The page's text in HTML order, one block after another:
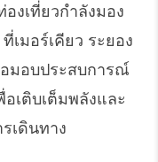
งเที่ยวกำลังมอง
มอร์เคียว ระยอง
มอบประสบการณ์
เติบเต็มพลังและ
เดินทาง